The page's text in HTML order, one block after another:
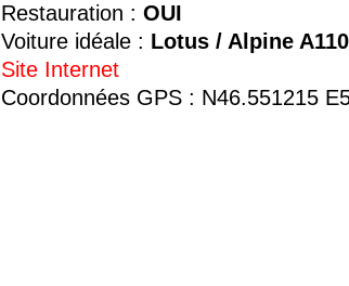
Restauration : OUI
Voiture idéale : Lotus / Alpine
Site Internet
Coordonnées GPS : N46.551215